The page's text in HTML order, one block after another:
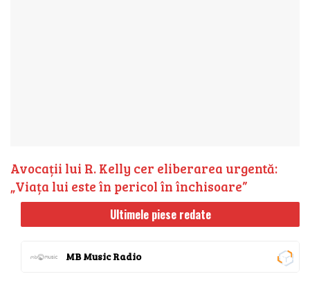
Avocații lui R. Kelly cer eliberarea urgentă:
„Viața lui este în pericol în închisoare”
Ultimele piese redate
MB Music Radio